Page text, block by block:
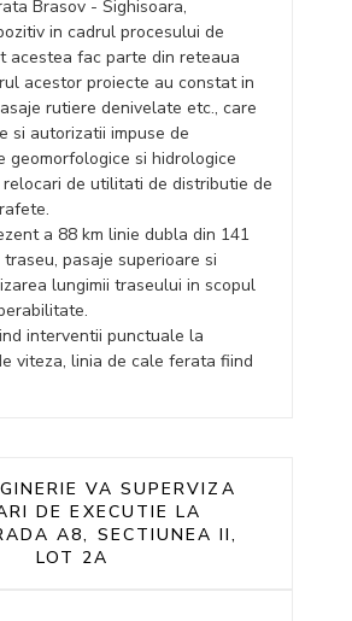
Brasov - Sighisoara,
in cadrul procesului de
acestea fac parte din reteaua
acestor proiecte au constat in
rutiere denivelate etc., care
si autorizatii impuse de
si hidrologice
de utilitati de distributie de
a 88 km linie dubla din 141
pasaje superioare si
lungimii traseului in scopul
interventii punctuale la
viteza, linia de cale ferata fiind
VA SUPERVIZA
DE EXECUTIE LA
A8, SECTIUNEA II,
LOT 2A